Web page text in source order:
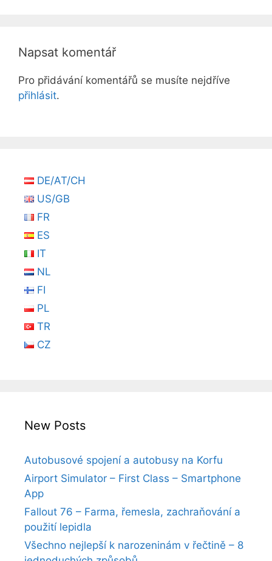
Napsat komentář
Pro přidávání komentářů se musíte nejdříve
přihlásit.
DE/AT/CH
US/GB
FR
ES
IT
NL
FI
PL
TR
CZ
New Posts
Autobusové spojení a autobusy na Korfu
Airport Simulator – First Class – Smartphone
App
Fallout 76 – Farma, řemesla, zachraňování a
použití lepidla
Všechno nejlepší k narozeninám v řečtině – 8